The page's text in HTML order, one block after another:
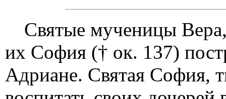
Святые мученицы
их София († ок. 137)
Адриане. Святая София,